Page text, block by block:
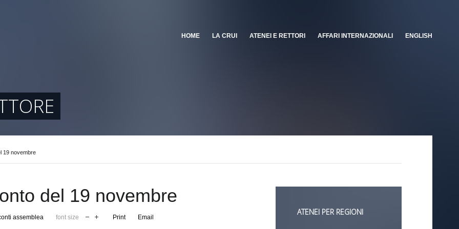
HOME LA CRUI ATENEI E RETTORI AFFARI INTERNAZIONALI ENGLISH
19 novembre
del 19 novembre
assemblea font size Print Email
ATENEI PER REGIONI